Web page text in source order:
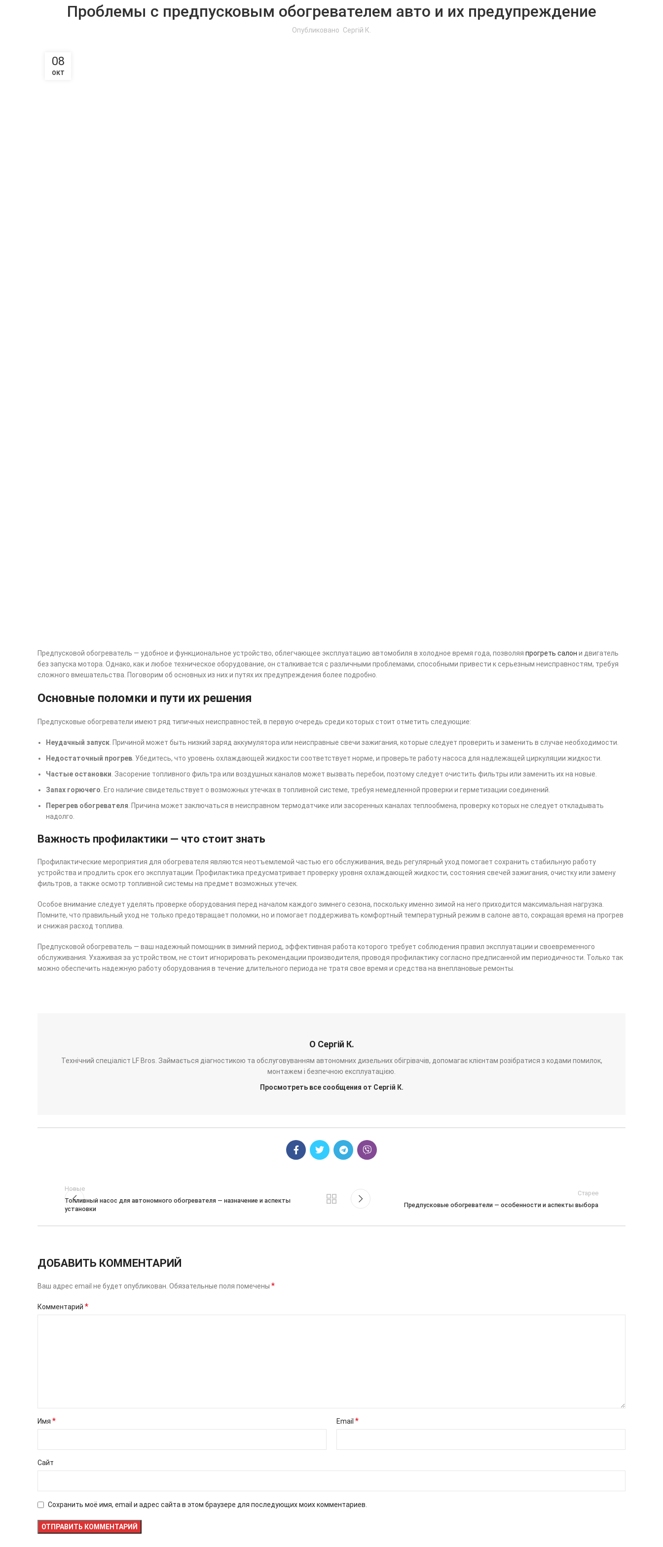
Проблемы с предпусковым обогревателем авто и их предупреждение
Опубликовано Сергій К.
08
ОКТ
Предпусковой обогреватель — удобное и функциональное устройство, облегчающее эксплуатацию автомобиля в холодное время года, позволяя прогреть салон и двигатель
без запуска мотора. Однако, как и любое техническое оборудование, он сталкивается с различными проблемами, способными привести к серьезным неисправностям, требуя
сложного вмешательства. Поговорим об основных из них и путях их предупреждения более подробно.
Основные поломки и пути их решения
Предпусковые обогреватели имеют ряд типичных неисправностей, в первую очередь среди которых стоит отметить следующие:
Неудачный запуск . Причиной может быть низкий заряд аккумулятора или неисправные свечи зажигания, которые следует проверить и заменить в случае необходимости.
Недостаточный прогрев . Убедитесь, что уровень охлаждающей жидкости соответствует норме, и проверьте работу насоса для надлежащей циркуляции жидкости.
Частые остановки . Засорение топливного фильтра или воздушных каналов может вызвать перебои, поэтому следует очистить фильтры или заменить их на новые.
Запах горючего . Его наличие свидетельствует о возможных утечках в топливной системе, требуя немедленной проверки и герметизации соединений.
Перегрев обогревателя . Причина может заключаться в неисправном термодатчике или засоренных каналах теплообмена, проверку которых не следует откладывать
надолго.
Важность профилактики — что стоит знать
Профилактические мероприятия для обогревателя являются неотъемлемой частью его обслуживания, ведь регулярный уход помогает сохранить стабильную работу
устройства и продлить срок его эксплуатации. Профилактика предусматривает проверку уровня охлаждающей жидкости, состояния свечей зажигания, очистку или замену
фильтров, а также осмотр топливной системы на предмет возможных утечек.
Особое внимание следует уделять проверке оборудования перед началом каждого зимнего сезона, поскольку именно зимой на него приходится максимальная нагрузка.
Помните, что правильный уход не только предотвращает поломки, но и помогает поддерживать комфортный температурный режим в салоне авто, сокращая время на прогрев
и снижая расход топлива.
Предпусковой обогреватель — ваш надежный помощник в зимний период, эффективная работа которого требует соблюдения правил эксплуатации и своевременного
обслуживания. Ухаживая за устройством, не стоит игнорировать рекомендации производителя, проводя профилактику согласно предписанной им периодичности. Только так
можно обеспечить надежную работу оборудования в течение длительного периода не тратя свое время и средства на внеплановые ремонты.
О Сергій К.
Технічний спеціаліст LF Bros. Займається діагностикою та обслуговуванням автономних дизельних обігрівачів, допомагає клієнтам розібратися з кодами помилок,
монтажем і безпечною експлуатацією.
Просмотреть все сообщения от Сергій К.
Новые
Топливный насос для автономного обогревателя — назначение и аспекты
установки
Старее
Предпусковые обогреватели — особенности и аспекты выбора
ДОБАВИТЬ КОММЕНТАРИЙ
Ваш адрес email не будет опубликован. Обязательные поля помечены *
Комментарий *
Имя * Email *
Сайт
Сохранить моё имя, email и адрес сайта в этом браузере для последующих моих комментариев.